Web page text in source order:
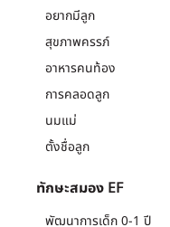
อยากมีลูก
สุขภาพครรภ์
อาหารคนท้อง
การคลอดลูก
นมแม่
ตั้งชื่อลูก
ทักษะสมอง EF
พัฒนาการเด็ก 0-1 ปี